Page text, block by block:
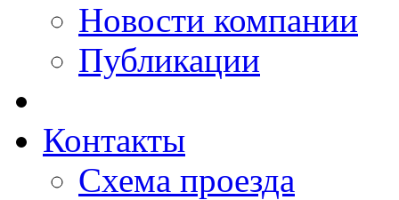
Новости компании
Публикации
Контакты
Схема проезда